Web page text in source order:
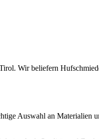
Wir beliefern
Auswahl an Materialien